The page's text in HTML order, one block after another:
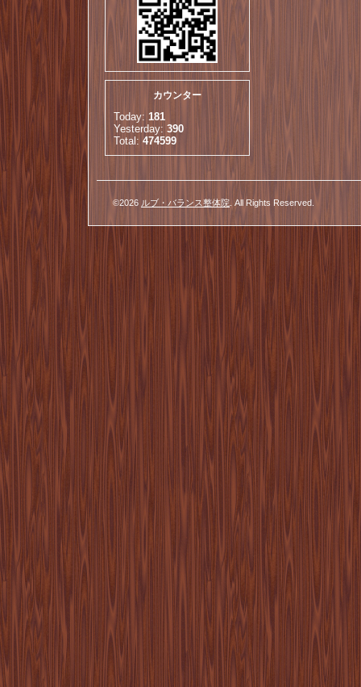
カウンター
Today: 181
Yesterday: 390
Total: 474599
©2026 ルブ・バランス整体院 . All Rights Reserved.